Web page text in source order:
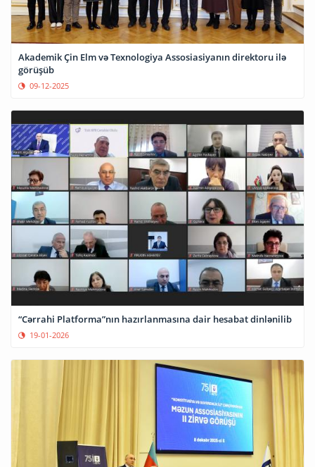
Akademik Çin Elm və Texnologiya Assosiasiyanın direktoru ilə
görüşüb
09-12-2025
“Cərrahi Platforma”nın hazırlanmasına dair hesabat dinlənilib
19-01-2026